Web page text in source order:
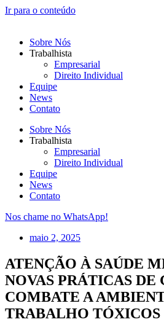
Ir para o conteúdo
Sobre Nós
Trabalhista
Empresarial
Direito Individual
Equipe
News
Contato
Sobre Nós
Trabalhista
Empresarial
Direito Individual
Equipe
News
Contato
Nos chame no WhatsApp!
maio 2, 2025
ATENÇÃO À SAÚDE
NOVAS PRÁTICAS DE
COMBATE A
TRABALHO TÓXICOS